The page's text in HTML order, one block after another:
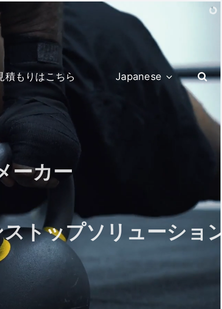
積もりはこちら Japanese
ーカー
トップソリューショ